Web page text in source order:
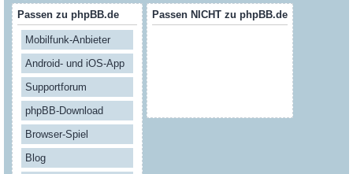
Passen zu phpBB.de
Mobilfunk-Anbieter
Android- und iOS-App
Supportforum
phpBB-Download
Browser-Spiel
Blog
Passen NICHT zu phpBB.de